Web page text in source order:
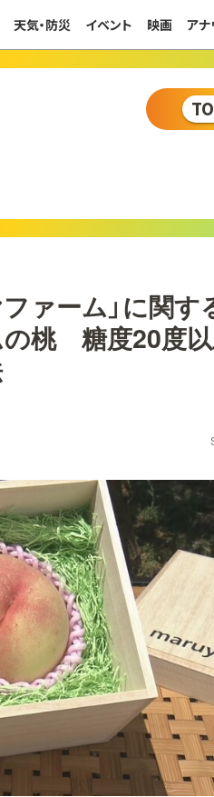
天気・防災 イベント 映画 アナ
ァーム」に関す
の桃 糖度20度